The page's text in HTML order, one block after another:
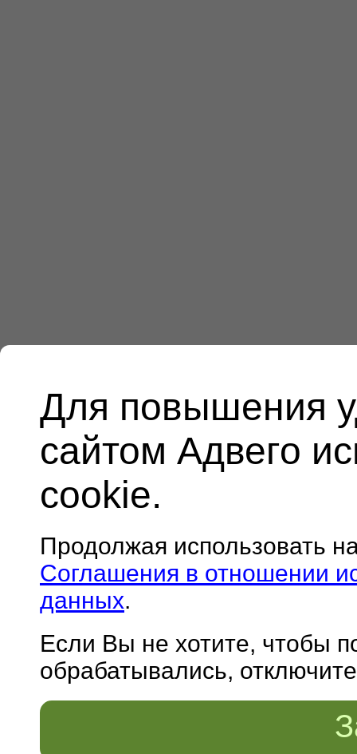
Для повышения
сайтом Адвего
cookie.
Продолжая использовать
Соглашения в отношении
данных.
Если Вы не хотите, чтобы
обрабатывались,